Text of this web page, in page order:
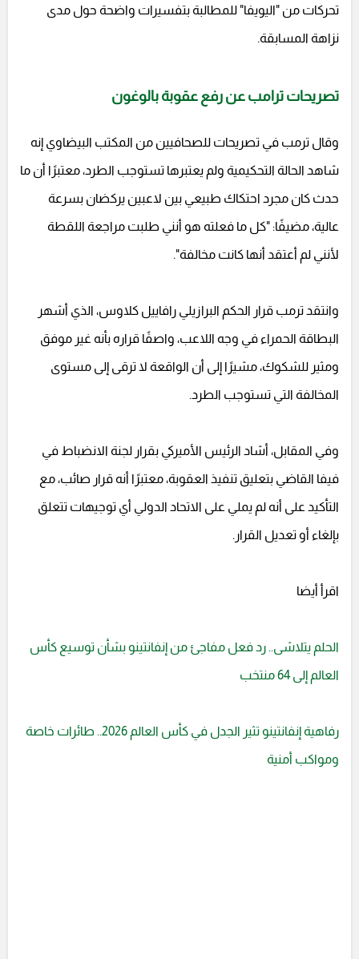
تحركات من "اليويفا" للمطالبة بتفسيرات واضحة حول مدى
نزاهة المسابقة.
تصريحات ترامب عن رفع عقوبة بالوغون
وقال ترمب في تصريحات للصحافيين من المكتب البيضاوي إنه
شاهد الحالة التحكيمية ولم يعتبرها تستوجب الطرد، معتبرًا أن ما
حدث كان مجرد احتكاك طبيعي بين لاعبين يركضان بسرعة
عالية، مضيفًا: "كل ما فعلته هو أنني طلبت مراجعة اللقطة
لأنني لم أعتقد أنها كانت مخالفة".
وانتقد ترمب قرار الحكم البرازيلي رافاييل كلاوس، الذي أشهر
البطاقة الحمراء في وجه اللاعب، واصفًا قراره بأنه غير موفق
ومثير للشكوك، مشيرًا إلى أن الواقعة لا ترقى إلى مستوى
المخالفة التي تستوجب الطرد.
وفي المقابل، أشاد الرئيس الأميركي بقرار لجنة الانضباط في
فيفا القاضي بتعليق تنفيذ العقوبة، معتبرًا أنه قرار صائب، مع
التأكيد على أنه لم يملي على الاتحاد الدولي أي توجيهات تتعلق
بإلغاء أو تعديل القرار.
اقرأ أيضا
الحلم يتلاشى.. رد فعل مفاجئ من إنفانتينو بشأن توسيع كأس
العالم إلى 64 منتخب
رفاهية إنفانتينو تثير الجدل في كأس العالم 2026.. طائرات خاصة
ومواكب أمنية